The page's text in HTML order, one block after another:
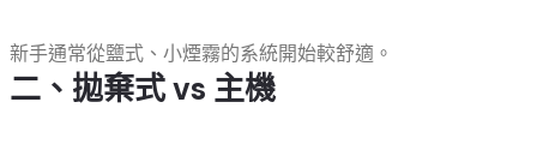
新手通常從鹽式、小煙霧的系統開始較舒適。
二、拋棄式 vs 主機